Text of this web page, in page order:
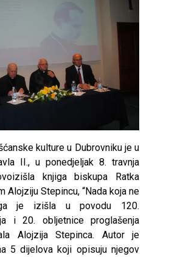
kulture u Dubrovniku je u
II., u ponedjeljak 8. travnja
knjiga biskupa Ratka
Alojziju Stepincu, “Nada koja ne
je izišla u povodu 120.
i 20. obljetnice proglašenja
Alojzija Stepinca. Autor je
5 dijelova koji opisuju njegov